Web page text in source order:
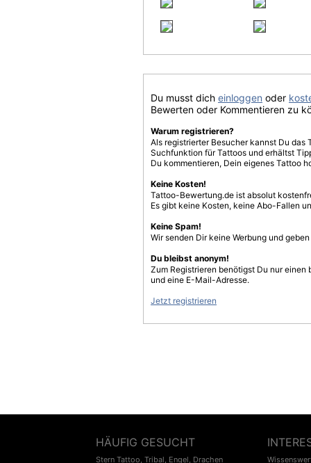
Du musst dich einloggen oder
Bewerten oder Kommentieren zu
Warum registrieren?
Als registrierter Besucher kannst Du
Suchfunktion für Tattoos und erhältst
Du kommentieren, Dein eigenes Tattoo
Keine Kosten!
Tattoo-Bewertung.de ist absolut
Es gibt keine Kosten, keine Abo-Fallen
Keine Spam!
Wir senden Dir keine Werbung und
Du bleibst anonym!
Zum Registrieren benötigst Du nur einen
und eine E-Mail-Adresse.
Jetzt registrieren
HÄUFIG GESUCHT
Stern Tattoo, Tribal, Engel, Drachen